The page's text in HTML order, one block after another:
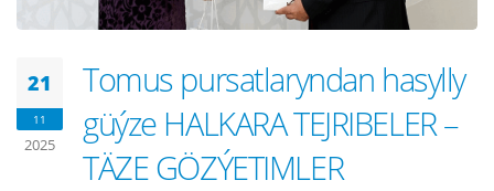
21
11
2025
Tomus pursatlaryndan hasylly
güýze HALKARA TEJRIBELER –
TÄZE GÖZÝETIMLER